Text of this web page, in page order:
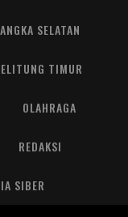
SELATAN
TIMUR
OLAHRAGA
REDAKSI
SIBER